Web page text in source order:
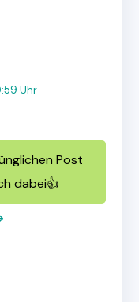
Uhr
Post
dabei👍